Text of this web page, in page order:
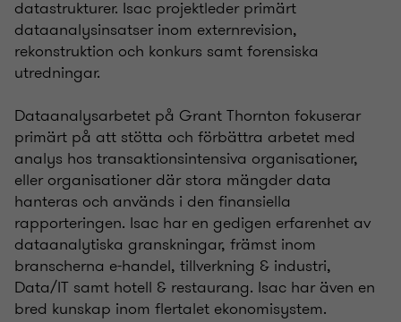
datastrukturer. Isac projektleder primärt
dataanalysinsatser inom externrevision,
rekonstruktion och konkurs samt forensiska
utredningar.
Dataanalysarbetet på Grant Thornton fokuserar
primärt på att stötta och förbättra arbetet med
analys hos transaktionsintensiva organisationer,
eller organisationer där stora mängder data
hanteras och används i den finansiella
rapporteringen. Isac har en gedigen erfarenhet av
dataanalytiska granskningar, främst inom
branscherna e-handel, tillverkning & industri,
Data/IT samt hotell & restaurang. Isac har även en
bred kunskap inom flertalet ekonomisystem.